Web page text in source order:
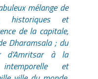
mélange de
historiques et
de la capitale,
Dharamsala ; du
d’Amritsar à la
et